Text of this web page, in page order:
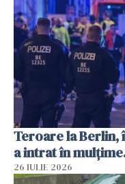
Teroare la Berlin,
a intrat în
26 IULIE 2026